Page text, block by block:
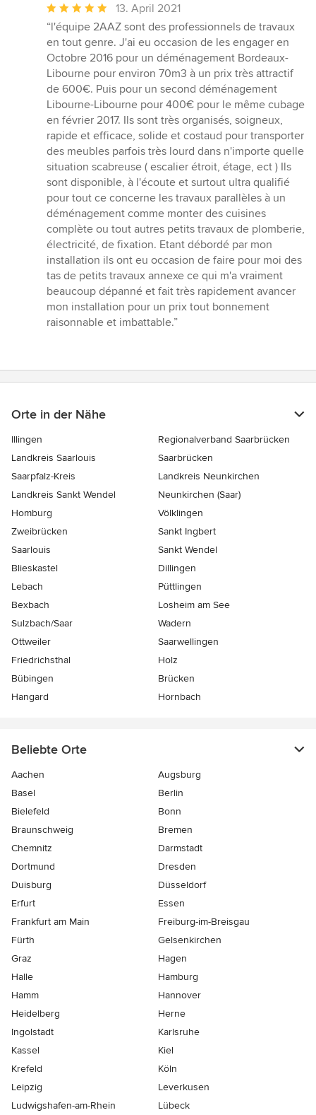
Durchschnittliche
Bewertung:
5
von
5
Sternen
13. April 2021
“l'équipe 2AAZ sont des professionnels de travaux
en tout genre. J'ai eu occasion de les engager en
Octobre 2016 pour un déménagement Bordeaux-
Libourne pour environ 70m3 à un prix très attractif
de 600€. Puis pour un second déménagement
Libourne-Libourne pour 400€ pour le même cubage
en février 2017. Ils sont très organisés, soigneux,
rapide et efficace, solide et costaud pour transporter
des meubles parfois très lourd dans n'importe quelle
situation scabreuse ( escalier étroit, étage, ect ) Ils
sont disponible, à l'écoute et surtout ultra qualifié
pour tout ce concerne les travaux parallèles à un
déménagement comme monter des cuisines
complète ou tout autres petits travaux de plomberie,
électricité, de fixation. Etant débordé par mon
installation ils ont eu occasion de faire pour moi des
tas de petits travaux annexe ce qui m'a vraiment
beaucoup dépanné et fait très rapidement avancer
mon installation pour un prix tout bonnement
raisonnable et imbattable.”
Orte in der Nähe
Illingen
Regionalverband Saarbrücken
Landkreis Saarlouis
Saarbrücken
Saarpfalz-Kreis
Landkreis Neunkirchen
Landkreis Sankt Wendel
Neunkirchen (Saar)
Homburg
Völklingen
Zweibrücken
Sankt Ingbert
Saarlouis
Sankt Wendel
Blieskastel
Dillingen
Lebach
Püttlingen
Bexbach
Losheim am See
Sulzbach/Saar
Wadern
Ottweiler
Saarwellingen
Friedrichsthal
Holz
Bübingen
Brücken
Hangard
Hornbach
Beliebte Orte
Aachen
Augsburg
Basel
Berlin
Bielefeld
Bonn
Braunschweig
Bremen
Chemnitz
Darmstadt
Dortmund
Dresden
Duisburg
Düsseldorf
Erfurt
Essen
Frankfurt am Main
Freiburg-im-Breisgau
Fürth
Gelsenkirchen
Graz
Hagen
Halle
Hamburg
Hamm
Hannover
Heidelberg
Herne
Ingolstadt
Karlsruhe
Kassel
Kiel
Krefeld
Köln
Leipzig
Leverkusen
Ludwigshafen-am-Rhein
Lübeck